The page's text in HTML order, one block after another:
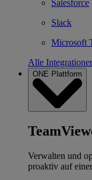
Salesforce
Slack
Microsoft
Alle
ONE Plattform
Verwalten und
proaktiv auf